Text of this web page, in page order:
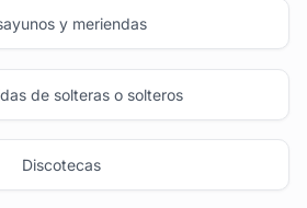
y meriendas
de solteras o solteros
Discotecas